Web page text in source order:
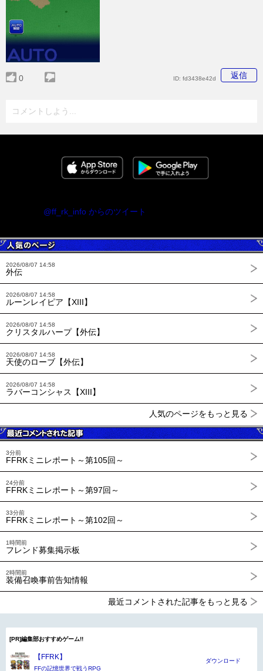
0 返信
ID: fd3438e42d
コメントしよう...
@ff_rk_info からのツイート
2026/08/07 14:58
外伝
2026/08/07 14:58
ルーンレイピア【XIII】
2026/08/07 14:58
クリスタルハープ【外伝】
2026/08/07 14:58
天使のローブ【外伝】
2026/08/07 14:58
ラバーコンシャス【XIII】
人気のページをもっと見る
3分前
FFRKミニレポート～第105回～
24分前
FFRKミニレポート～第97回～
33分前
FFRKミニレポート～第102回～
1時間前
フレンド募集掲示板
2時間前
装備召喚事前告知情報
最近コメントされた記事をもっと見る
[PR]編集部おすすめゲーム!!
【FFRK】
FFの記憶世界で戦うRPG
ダウンロード